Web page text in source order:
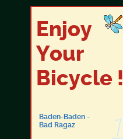
Enjoy
Your
Bicycle !
Baden-Baden -
Bad Ragaz